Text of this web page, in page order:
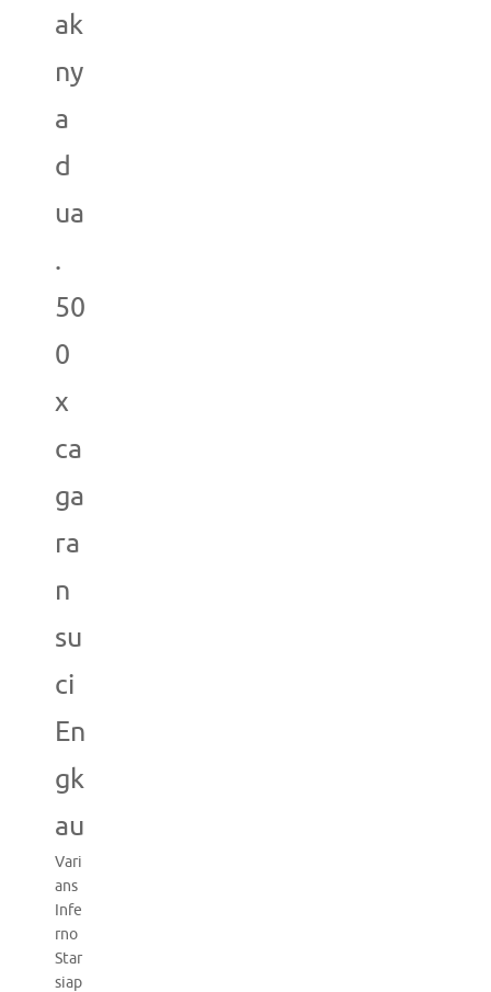
ak
ny
a
d
ua
.
50
0
x
ca
ga
ra
n
su
ci
En
gk
au
Vari
ans
Infe
rno
Star
siap